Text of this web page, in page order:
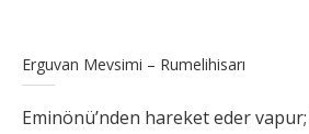
Erguvan Mevsimi – Rumelihisarı
Eminönü’nden hareket eder